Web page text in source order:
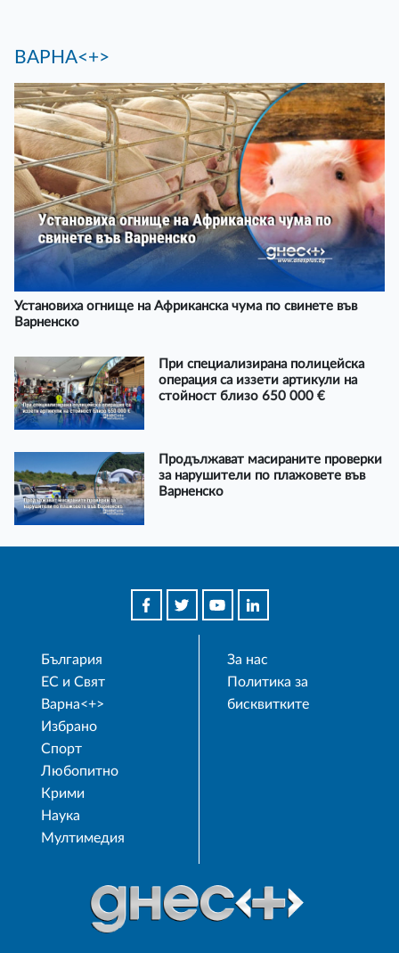
ВАРНА<+>
Установиха огнище на Африканска чума по свинете във
Варненско
При специализирана полицейска
операция са иззети артикули на
стойност близо 650 000 €
Продължават масираните проверки
за нарушители по плажовете във
Варненско
България
ЕС и Свят
Варна<+>
Избрано
Спорт
Любопитно
Крими
Наука
Мултимедия
За нас
Политика за
бисквитките